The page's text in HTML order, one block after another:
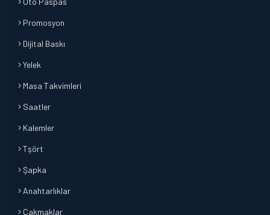
Promosyon
Dijital Baskı
Yelek
Masa Takvimleri
Saatler
Kalemler
Tşört
Şapka
Anahtarlıklar
Çakmaklar